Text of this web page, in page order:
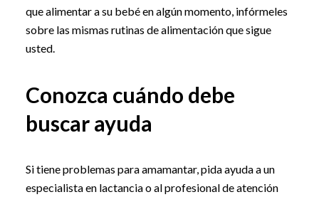
que alimentar a su bebé en algún momento, infórmeles
sobre las mismas rutinas de alimentación que sigue
usted.
Conozca cuándo debe
buscar ayuda
Si tiene problemas para amamantar, pida ayuda a un
especialista en lactancia o al profesional de atención